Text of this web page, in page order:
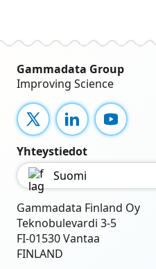
Gammadata Group
Improving Science
X LinkedInYouTube
Yhteystiedot
Suomi
Gammadata Finland Oy
Teknobulevardi 3-5
FI-01530 Vantaa
FINLAND